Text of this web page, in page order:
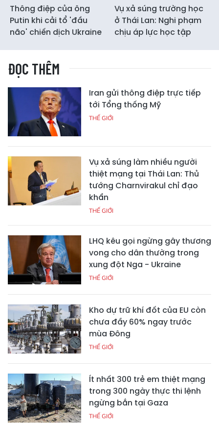
Thông điệp của ông
Putin khi cải tổ 'đầu
não' chiến dịch Ukraine
Vụ xả súng trường học
ở Thái Lan: Nghi phạm
chịu áp lực học tập
ĐỌC THÊM
Iran gửi thông điệp trực tiếp
tới Tổng thống Mỹ
THẾ GIỚI
Vụ xả súng làm nhiều người
thiệt mạng tại Thái Lan: Thủ
tướng Charnvirakul chỉ đạo
khẩn
THẾ GIỚI
LHQ kêu gọi ngừng gây thương
vong cho dân thường trong
xung đột Nga - Ukraine
THẾ GIỚI
Kho dự trữ khí đốt của EU còn
chưa đầy 60% ngay trước
mùa Đông
THẾ GIỚI
Ít nhất 300 trẻ em thiệt mạng
trong 300 ngày thực thi lệnh
ngừng bắn tại Gaza
THẾ GIỚI